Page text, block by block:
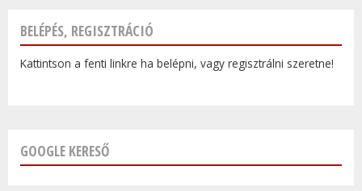
BELÉPÉS, REGISZTRÁCIÓ
Kattintson a fenti linkre ha belépni, vagy regisztrálni szeretne!
GOOGLE KERESŐ